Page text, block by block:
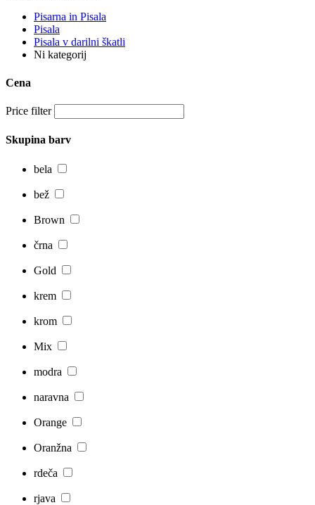
Pisarna in Pisala
Pisala
Pisala v darilni škatli
Ni kategorij
Cena
Price filter
Skupina barv
bela
bež
Brown
črna
Gold
krem
krom
Mix
modra
naravna
Orange
Oranžna
rdeča
rjava